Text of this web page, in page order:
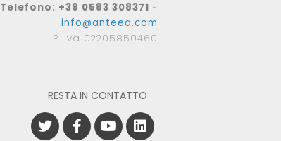
Telefono: +39 0583 308371 -
info@anteea.com
P. Iva 02205850460
RESTA IN CONTATTO